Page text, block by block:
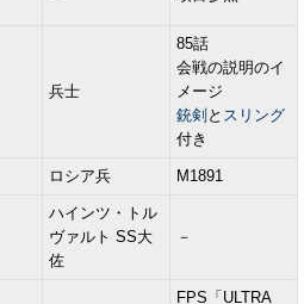
兵士
85話
会戦の説明のイ
メージ
銃剣 と スリング
付き
ロシア兵 M1891
ハインツ・トル
ヴァルト SS大
佐
－
FPS「ULTRA